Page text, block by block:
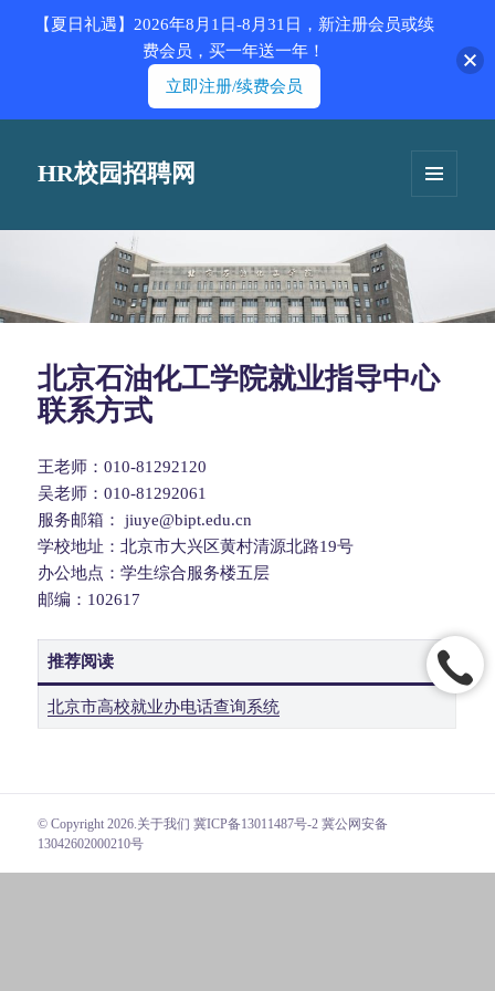
HR校园招聘网
北京石油化工学院就业指导中心
联系方式
王老师：010-81292120
吴老师：010-81292061
服务邮箱： jiuye@bipt.edu.cn
学校地址：北京市大兴区黄村清源北路19号
办公地点：学生综合服务楼五层
邮编：102617
推荐阅读
北京市高校就业办电话查询系统
© Copyright 2026. 关于我们 冀ICP备13011487号-2 冀公网安备
13042602000210号
【夏日礼遇】2026年8月1日-8月31日，新注册会员或续
费会员，买一年送一年！
立即注册/续费会员